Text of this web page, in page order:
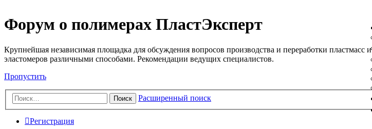
Форум о полимерах ПластЭксперт
Крупнейшая независимая площадка для обсуждения вопросов производства и переработки пластмасс и
эластомеров различными способами. Рекомендации ведущих специалистов.
Пропустить
Поиск Расширенный поиск
Регистрация